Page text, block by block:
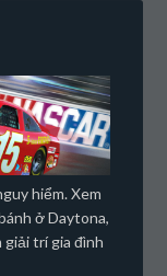
hiểm. Xem
ở Daytona,
giải trí gia đình